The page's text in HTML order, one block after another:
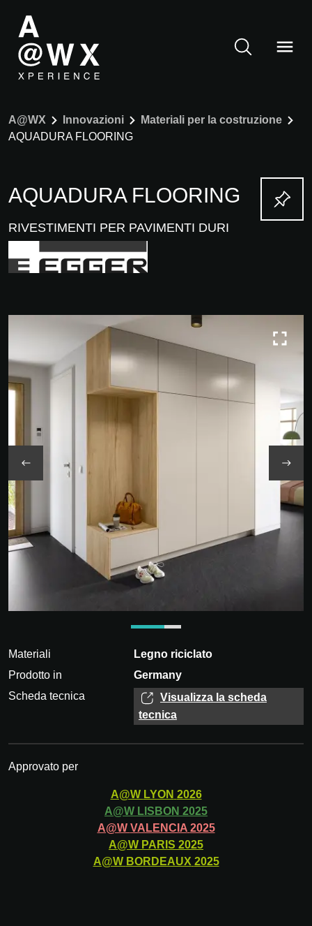
A@WX Innovazioni
Materiali per la costruzione
AQUADURA FLOORING
AQUADURA FLOORING
RIVESTIMENTI PER PAVIMENTI DURI
Materiali
Legno riciclato
Prodotto in
Germany
Scheda tecnica
Visualizza la scheda
tecnica
Approvato per
A@W LYON 2026
A@W LISBON 2025
A@W VALENCIA 2025
A@W PARIS 2025
A@W BORDEAUX 2025